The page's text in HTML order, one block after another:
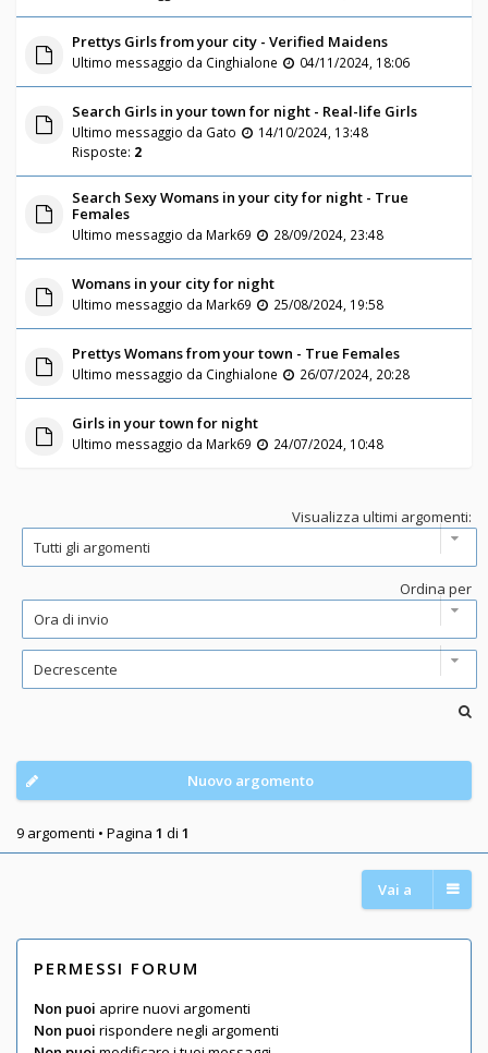
Prettys Girls from your city - Verified Maidens
Ultimo messaggio da Cinghialone 04/11/2024, 18:06
Search Girls in your town for night - Real-life Girls
Ultimo messaggio da Gato
14/10/2024, 13:48
Risposte: 2
Search Sexy Womans in your city for night - True
Females
Ultimo messaggio da Mark69 28/09/2024, 23:48
Womans in your city for night
Ultimo messaggio da Mark69 25/08/2024, 19:58
Prettys Womans from your town - True Females
Ultimo messaggio da Cinghialone 26/07/2024, 20:28
Girls in your town for night
Ultimo messaggio da Mark69 24/07/2024, 10:48
Visualizza ultimi argomenti:
Ordina per
Nuovo argomento
9 argomenti • Pagina 1 di 1
Vai a
PERMESSI FORUM
Non puoi aprire nuovi argomenti
Non puoi rispondere negli argomenti